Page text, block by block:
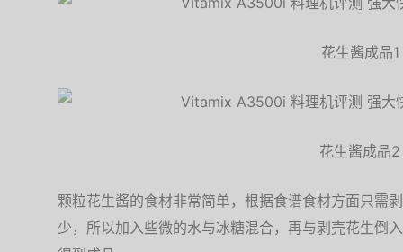
花生酱成品1
花生酱成品2
颗粒花生酱的食材非常简单，根据食谱食材方面只需
少，所以加入些微的水与冰糖混合，再与剥壳花生倒